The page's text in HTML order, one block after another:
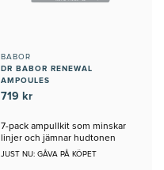
BABOR
DR BABOR RENEWAL
AMPOULES
719 kr
7-pack ampullkit som minskar
linjer och jämnar hudtonen
JUST NU: GÅVA PÅ KÖPET